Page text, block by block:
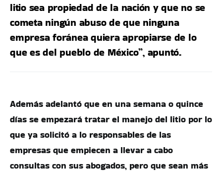
litio sea propiedad de la nación y que no se
cometa ningún abuso de que ninguna
empresa foránea quiera apropiarse de lo
que es del pueblo de México”, apuntó.
Además adelantó que en una semana o quince
días se empezará tratar el manejo del litio por lo
que ya solicitó a lo responsables de las
empresas que empiecen a llevar a cabo
consultas con sus abogados, pero que sean más